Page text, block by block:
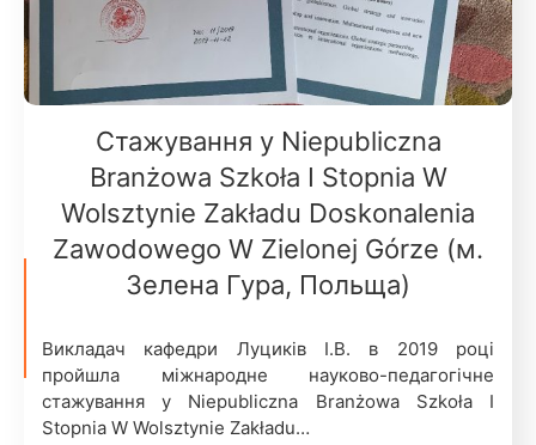
Стажування у Niepubliczna
Branżowa Szkoła I Stopnia W
Wolsztynie Zakładu Doskonalenia
Zawodowego W Zielonej Górze (м.
Зелена Гура, Польща)
Викладач кафедри Луциків І.В. в 2019 році
пройшла міжнародне науково-педагогічне
стажування у Niepubliczna Branżowa Szkoła I
Stopnia W Wolsztynie Zakładu…